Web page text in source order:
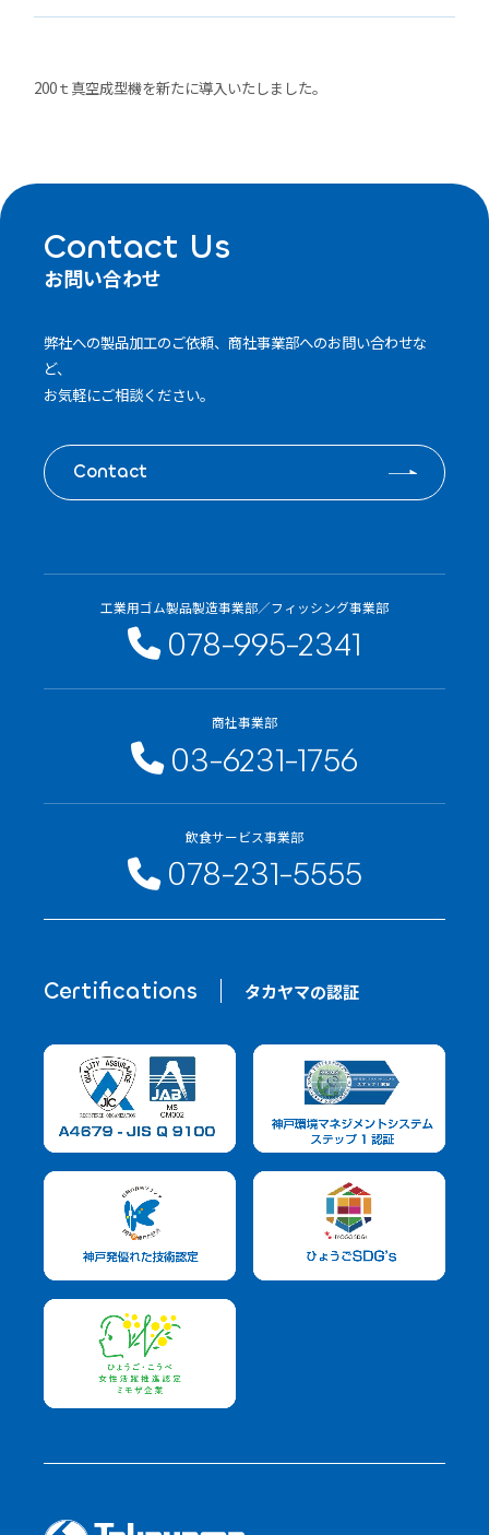
200ｔ真空成型機を新たに導入いたしました。
Contact Us
お問い合わせ
弊社への製品加工のご依頼、商社事業部へのお問い合わせな
ど、
お気軽にご相談ください。
Contact
工業用ゴム製品製造事業部／フィッシング事業部
078-995-2341
商社事業部
03-6231-1756
飲食サービス事業部
078-231-5555
Certifications タカヤマの認証